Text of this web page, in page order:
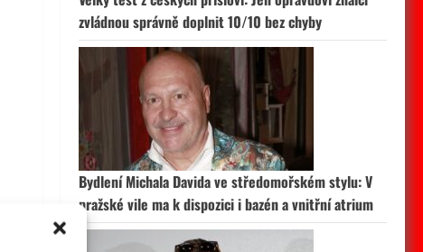
zvládnou správně doplnit 10/10 bez chyby
Bydlení Michala Davida ve středomořském stylu: V
pražské vile ma k dispozici i bazén a vnitřní atrium